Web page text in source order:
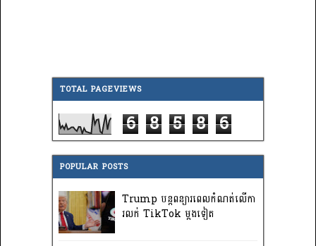
TOTAL PAGEVIEWS
6 8 5 8 6
POPULAR POSTS
Trump បន្តពន្យារពេលកំណត់លើកា
រលក់ TikTok ម្តងទៀត